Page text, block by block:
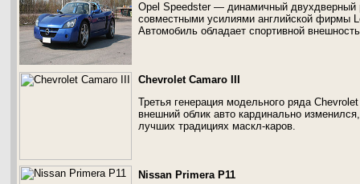
Opel Speedster — динамичный двухдверный
совместными усилиями английской фирмы
Автомобиль обладает спортивной
Chevrolet Camaro III
Третья генерация модельного ряда
внешний облик авто кардинально
лучших традициях маскл-каров.
Nissan Primera P11